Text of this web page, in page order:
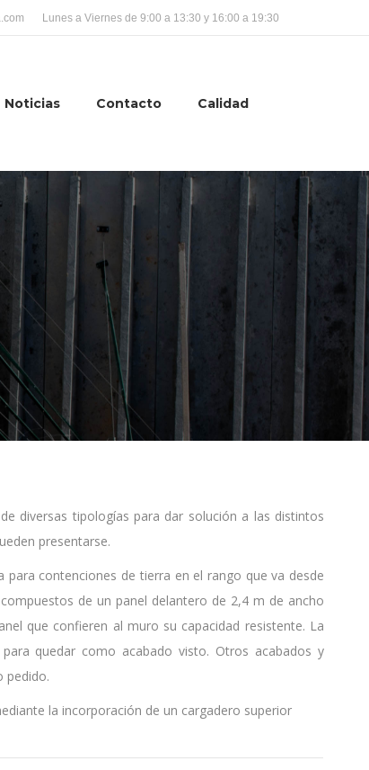
Lunes a Viernes de 9:00 a 13:30 y 16:00 a 19:30
Noticias Contacto Calidad
diversas tipologías para dar solución a las distintos
presentarse.
para contenciones de tierra en el rango que va desde
de un panel delantero de 2,4 m de ancho
que confieren al muro su capacidad resistente. La
quedar como acabado visto. Otros acabados y
pedido.
la incorporación de un cargadero superior